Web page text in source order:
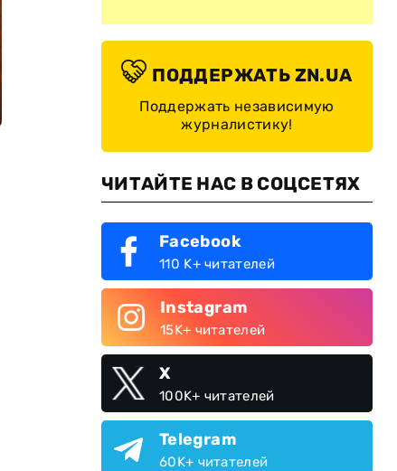
ПОДДЕРЖАТЬ ZN.UA
Поддержать независимую
журналистику!
ЧИТАЙТЕ НАС В СОЦСЕТЯХ
Facebook
110 K+ читателей
Instagram
15K+ читателей
X
100K+ читателей
Telegram
60K+ читателей